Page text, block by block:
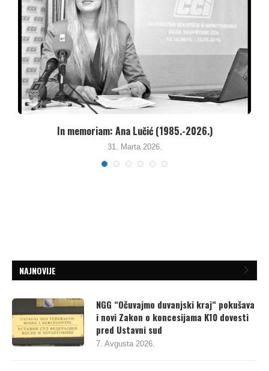
Besana noć za Kakanjce – Kritike za Agenciju...
26. Januara 2026.
NAJNOVIJE
NGG “Očuvajmo duvanjski kraj“ pokušava
i novi Zakon o koncesijama K10 dovesti
pred Ustavni sud
7. Avgusta 2026.